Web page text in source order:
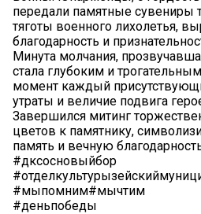
передали памятные сувениры
тяготы военного лихолетья,
благодарность и
Минута молчания,
стала глубоким и
момент каждый
утраты и величие подвига
Завершился митинг
цветов к памятнику,
память и вечную
#дксосновыйбор
#мыпомним#мычтим
#деньпобеды